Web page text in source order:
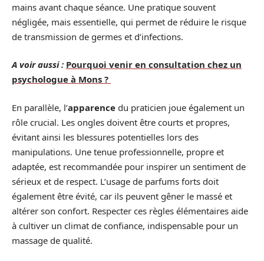
mains avant chaque séance. Une pratique souvent
négligée, mais essentielle, qui permet de réduire le risque
de transmission de germes et d’infections.
A voir aussi : Pourquoi venir en consultation chez un
psychologue à Mons ?
En parallèle, l’apparence du praticien joue également un
rôle crucial. Les ongles doivent être courts et propres,
évitant ainsi les blessures potentielles lors des
manipulations. Une tenue professionnelle, propre et
adaptée, est recommandée pour inspirer un sentiment de
sérieux et de respect. L’usage de parfums forts doit
également être évité, car ils peuvent gêner le massé et
altérer son confort. Respecter ces règles élémentaires aide
à cultiver un climat de confiance, indispensable pour un
massage de qualité.